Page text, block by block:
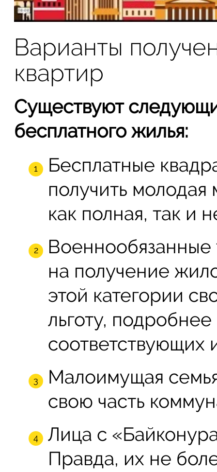
Варианты
квартир
Существуют
бесплатного жилья:
Бесплатные
получить
как полная, так и
Военнообязанные
на получение
этой категории
льготу,
соответствующих
Малоимущая
свою часть
Лица с
Правда, их не